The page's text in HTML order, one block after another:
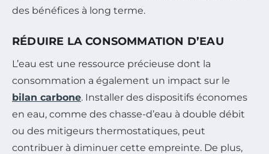
des bénéfices à long terme.
RÉDUIRE LA CONSOMMATION D’EAU
L’eau est une ressource précieuse dont la
consommation a également un impact sur le
bilan carbone. Installer des dispositifs économes
en eau, comme des chasse-d’eau à double débit
ou des mitigeurs thermostatiques, peut
contribuer à diminuer cette empreinte. De plus,